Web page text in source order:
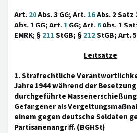
Art.20Abs. 3 GG; Art.16Abs. 2 Satz
Abs. 1 GG; Art.1 GG; Art.6Abs. 1
EMRK; §211StGB; §212StGB; Art.
Leitsätze
1. Strafrechtliche
Jahre 1944 während der
durchgeführte
Gefangener als
einem gegen deutsche Soldaten
Partisanenangriff. (BGHSt)